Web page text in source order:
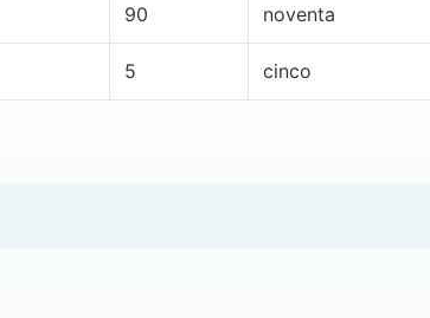
90 noventa
5 cinco